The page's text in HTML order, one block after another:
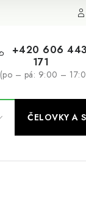
Podmínky ochrany
+420 606 443
171
(po – pá: 9:00 –
ČELOVKY A